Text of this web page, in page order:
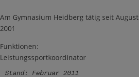
Am Gymnasium Heidberg tätig seit August
2001
Funktionen:
Leistungssportkoordinator
Stand: Februar 2011